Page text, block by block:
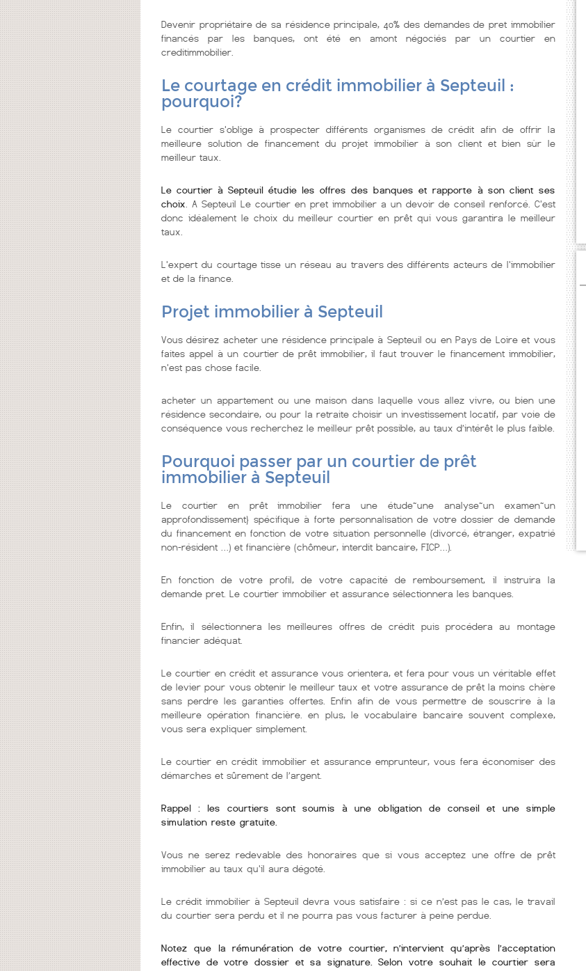
Devenir propriétaire de sa résidence principale, 40% des demandes de pret immobilier
financés par les banques, ont été en amont négociés par un courtier en
creditimmobilier.
Le courtage en crédit immobilier à Septeuil :
pourquoi?
Le courtier s'oblige à prospecter différents organismes de crédit afin de offrir la
meilleure solution de financement du projet immobilier à son client et bien sùr le
meilleur taux.
Le courtier à Septeuil étudie les offres des banques et rapporte à son client ses
choix . A Septeuil Le courtier en pret immobilier a un devoir de conseil renforcé. C'est
donc idéalement le choix du meilleur courtier en prêt qui vous garantira le meilleur
taux.
L'expert du courtage tisse un réseau au travers des différents acteurs de l'immobilier
et de la finance.
Projet immobilier à Septeuil
Vous désirez acheter une résidence principale à Septeuil ou en Pays de Loire et vous
faites appel à un courtier de prêt immobilier, il faut trouver le financement immobilier,
n'est pas chose facile.
acheter un appartement ou une maison dans laquelle vous allez vivre, ou bien une
résidence secondaire, ou pour la retraite choisir un investissement locatif, par voie de
conséquence vous recherchez le meilleur prêt possible, au taux d’intérêt le plus faible.
Pourquoi passer par un courtier de prêt
immobilier à Septeuil
Le courtier en prêt immobilier fera une étude~une analyse~un examen~un
approfondissement} spécifique à forte personnalisation de votre dossier de demande
du financement en fonction de votre situation personnelle (divorcé, étranger, expatrié
non-résident …) et financière (chômeur, interdit bancaire, FICP…).
En fonction de votre profil, de votre capacité de remboursement, il instruira la
demande pret. Le courtier immobilier et assurance sélectionnera les banques.
Enfin, il sélectionnera les meilleures offres de crédit puis procédera au montage
financier adéquat.
Le courtier en crédit et assurance vous orientera, et fera pour vous un véritable effet
de levier pour vous obtenir le meilleur taux et votre assurance de prêt la moins chère
sans perdre les garanties offertes. Enfin afin de vous permettre de souscrire à la
meilleure opération financière. en plus, le vocabulaire bancaire souvent complexe,
vous sera expliquer simplement.
Le courtier en crédit immobilier et assurance emprunteur, vous fera économiser des
démarches et sûrement de l’argent.
Rappel : les courtiers sont soumis à une obligation de conseil et une simple
simulation reste gratuite.
Vous ne serez redevable des honoraires que si vous acceptez une offre de prêt
immobilier au taux qu'il aura dégoté.
Le crédit immobilier à Septeuil devra vous satisfaire : si ce n’est pas le cas, le travail
du courtier sera perdu et il ne pourra pas vous facturer à peine perdue.
Notez que la rémunération de votre courtier, n’intervient qu’après l’acceptation
effective de votre dossier et sa signature. Selon votre souhait le courtier sera